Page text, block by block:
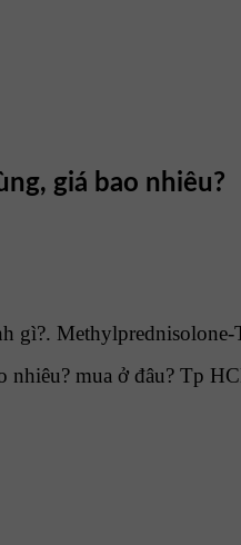
giá bao nhiêu?
gì?.
mua ở đâu? Tp